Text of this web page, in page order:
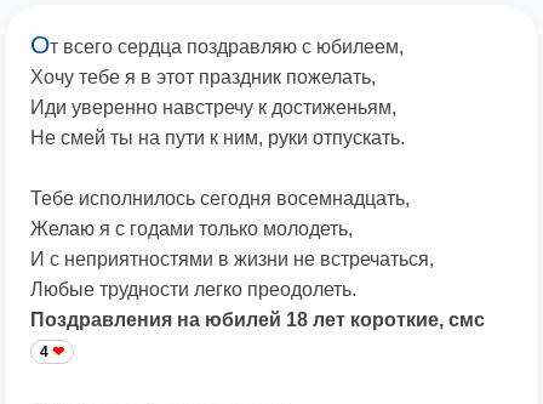
От всего сердца поздравляю с юбилеем,
Хочу тебе я в этот праздник пожелать,
Иди уверенно навстречу к достиженьям,
Не смей ты на пути к ним, руки отпускать.
Тебе исполнилось сегодня восемнадцать,
Желаю я с годами только молодеть,
И с неприятностями в жизни не встречаться,
Любые трудности легко преодолеть.
Поздравления на юбилей 18 лет короткие, смс
4